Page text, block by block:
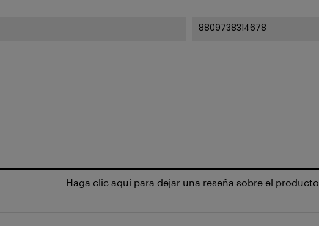
8809738314678
Haga clic aquí para dejar una reseña sobre el producto